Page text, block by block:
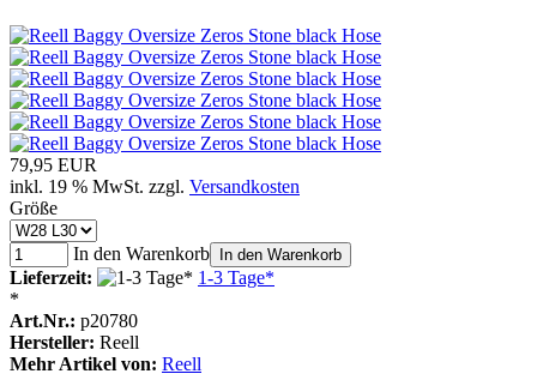
79,95 EUR
inkl. 19 % MwSt. zzgl. Versandkosten
Größe
In den Warenkorb In den Warenkorb
Lieferzeit:
1-3 Tage*
*
Art.Nr.: p20780
Hersteller: Reell
Mehr Artikel von: Reell